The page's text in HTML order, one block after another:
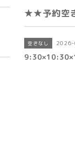
★★予約空
空きなし